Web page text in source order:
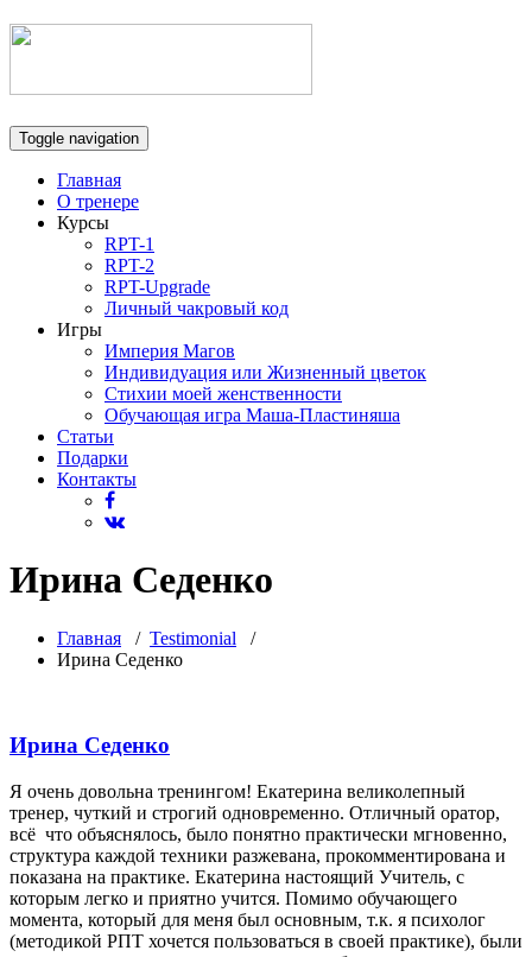
Toggle navigation
Главная
О тренере
Курсы
RPT-1
RPT-2
RPT-Upgrade
Личный чакровый код
Игры
Империя Магов
Индивидуация или Жизненный цветок
Стихии моей женственности
Обучающая игра Маша-Пластиняша
Статьи
Подарки
Контакты
Ирина Седенко
Главная / Testimonial /
Ирина Седенко
Ирина Седенко
Я очень довольна тренингом! Екатерина великолепный
тренер, чуткий и строгий одновременно. Отличный оратор,
всё что объяснялось, было понятно практически мгновенно,
структура каждой техники разжевана, прокомментирована и
показана на практике. Екатерина настоящий Учитель, с
которым легко и приятно учится. Помимо обучающего
момента, который для меня был основным, т.к. я психолог
(методикой РПТ хочется пользоваться в своей практике), были